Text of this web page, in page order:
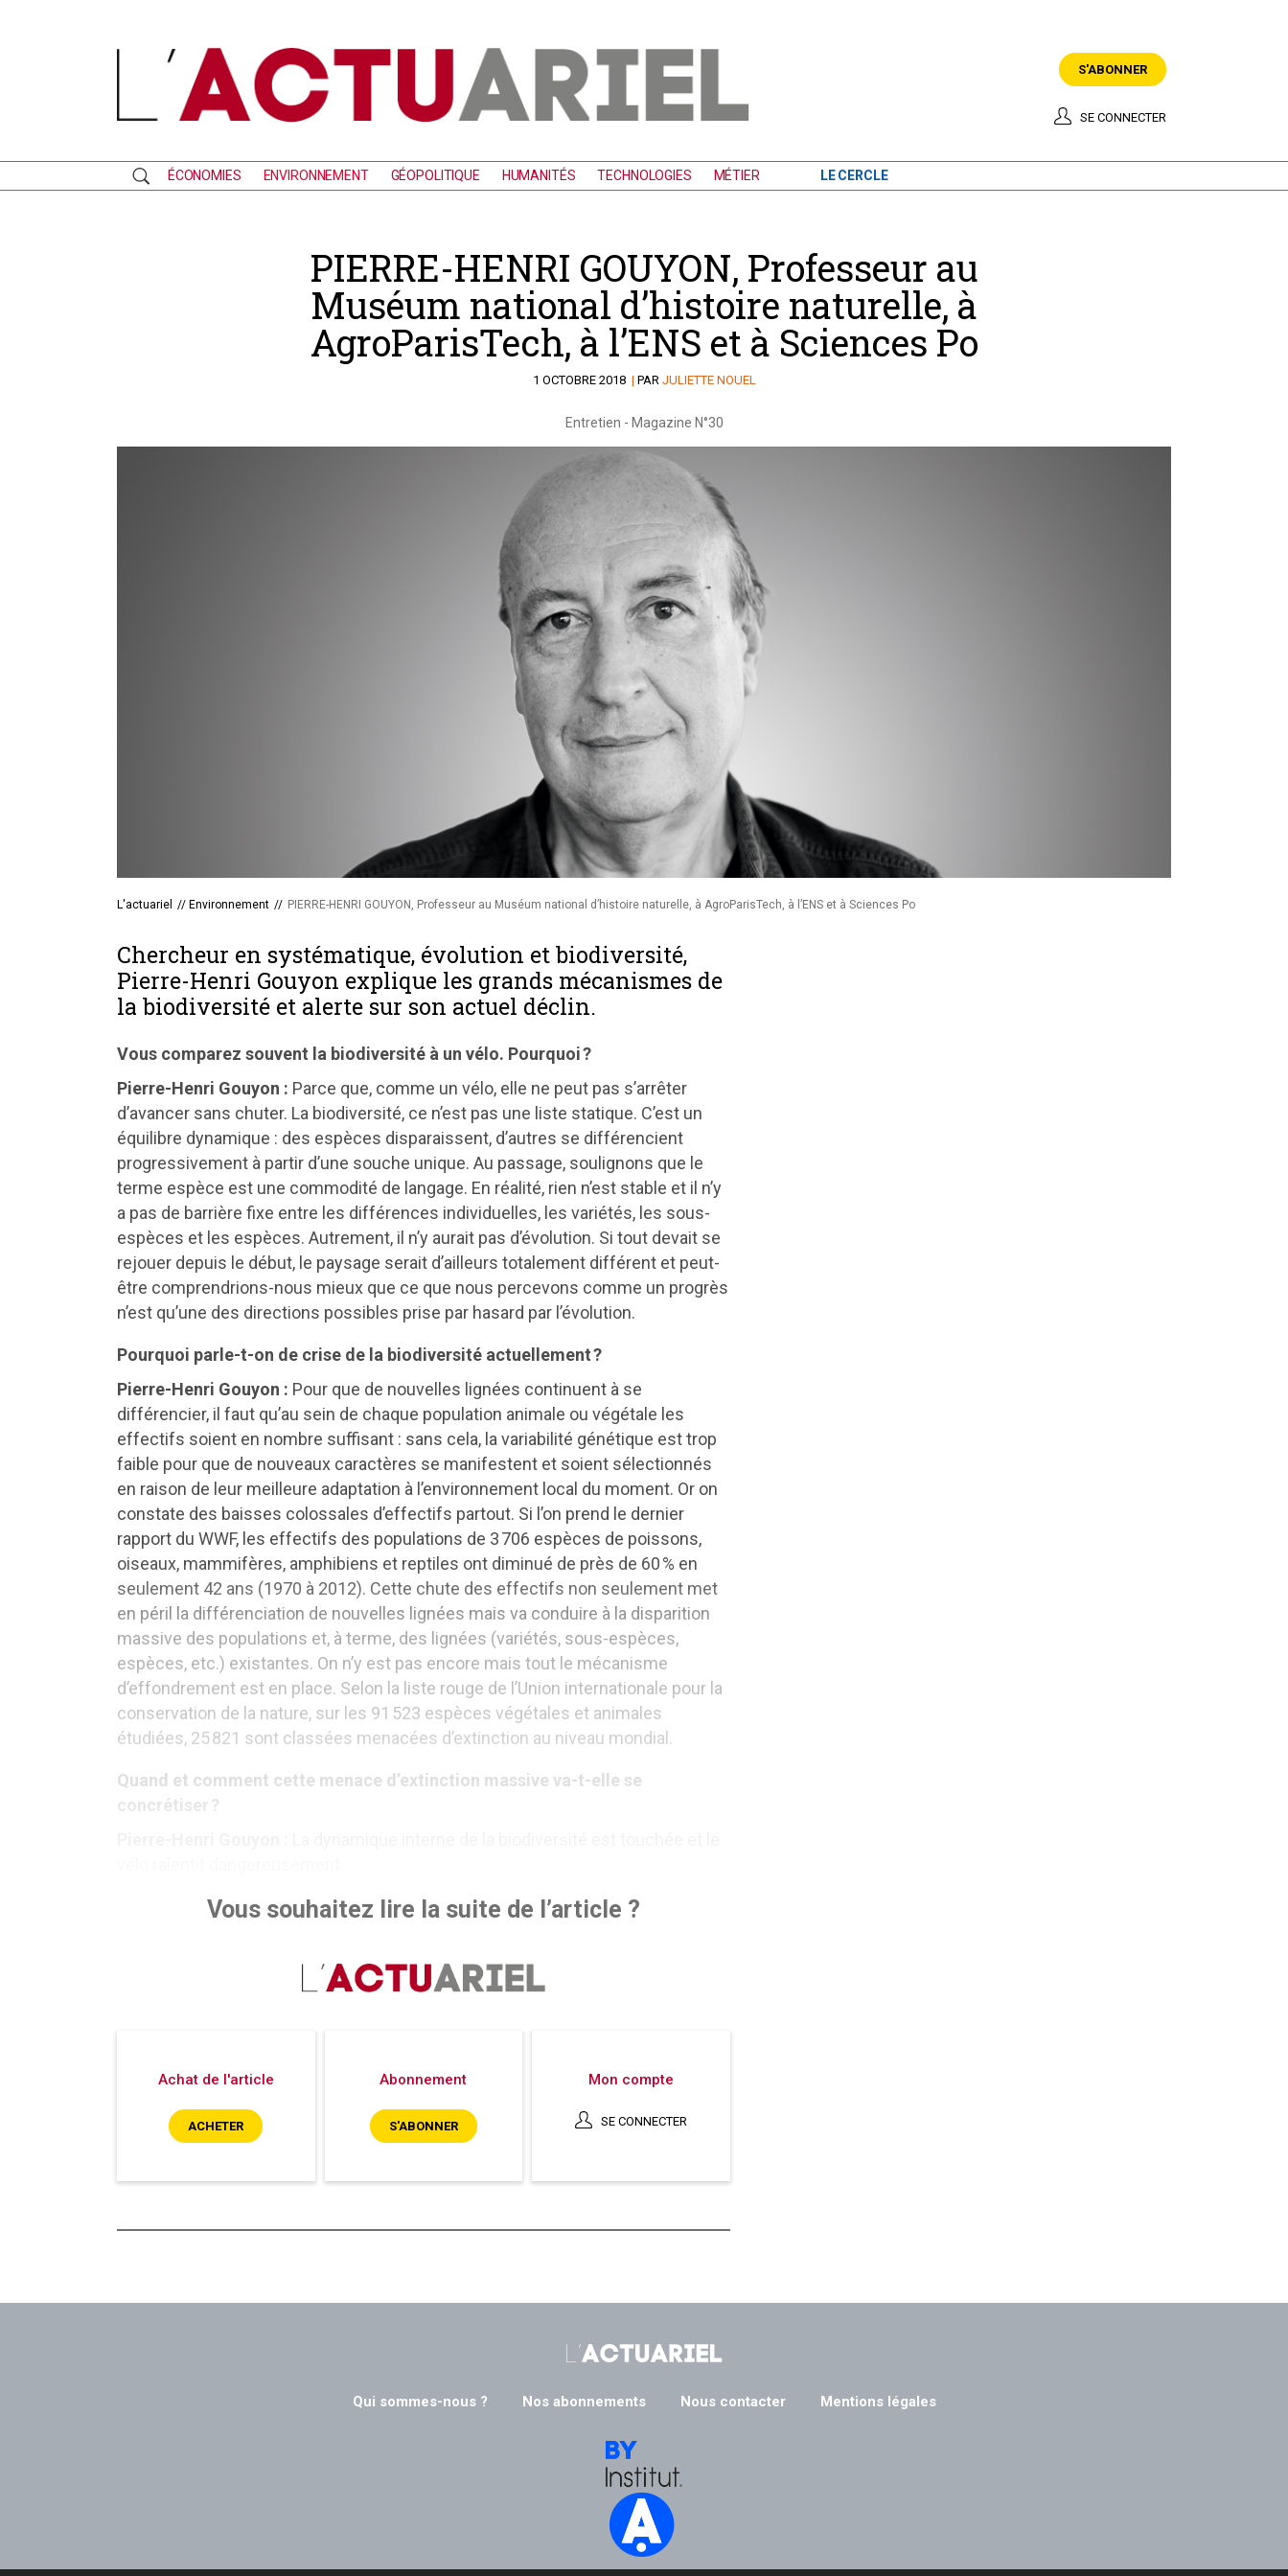
S'ABONNER
SE CONNECTER
RECHERCHEÉCONOMIES ENVIRONNEMENT GÉOPOLITIQUE HUMANITÉS TECHNOLOGIES MÉTIER LE CERCLE
PIERRE-HENRI GOUYON, Professeur au
Muséum national d’histoire naturelle, à
AgroParisTech, à l’ENS et à Sciences Po
1 OCTOBRE 2018 | PAR JULIETTE NOUEL
Entretien - Magazine N°30
L'actuariel // Environnement // PIERRE-HENRI GOUYON, Professeur au Muséum national d’histoire naturelle, à AgroParisTech, à l’ENS et à Sciences Po
Chercheur en systématique, évolution et biodiversité,
Pierre-Henri Gouyon explique les grands mécanismes de
la biodiversité et alerte sur son actuel déclin.
Vous comparez souvent la biodiversité à un vélo. Pourquoi ?
Pierre-Henri Gouyon : Parce que, comme un vélo, elle ne peut pas s’arrêter
d’avancer sans chuter. La biodiversité, ce n’est pas une liste statique. C’est un
équilibre dynamique : des espèces disparaissent, d’autres se différencient
progressivement à partir d’une souche unique. Au passage, soulignons que le
terme espèce est une commodité de langage. En réalité, rien n’est stable et il n’y
a pas de barrière fixe entre les différences individuelles, les variétés, les sous-
espèces et les espèces. Autrement, il n’y aurait pas d’évolution. Si tout devait se
rejouer depuis le début, le paysage serait d’ailleurs totalement différent et peut-
être comprendrions-nous mieux que ce que nous percevons comme un progrès
n’est qu’une des directions possibles prise par hasard par l’évolution.
Pourquoi parle-t-on de crise de la biodiversité actuellement ?
Pierre-Henri Gouyon : Pour que de nouvelles lignées continuent à se
différencier, il faut qu’au sein de chaque population animale ou végétale les
effectifs soient en nombre suffisant : sans cela, la variabilité génétique est trop
faible pour que de nouveaux caractères se manifestent et soient sélectionnés
en raison de leur meilleure adaptation à l’environnement local du moment. Or on
constate des baisses colossales d’effectifs partout. Si l’on prend le dernier
rapport du WWF, les effectifs des populations de 3 706 espèces de poissons,
oiseaux, mammifères, amphibiens et reptiles ont diminué de près de 60 % en
seulement 42 ans (1970 à 2012). Cette chute des effectifs non seulement met
en péril la différenciation de nouvelles lignées mais va conduire à la disparition
massive des populations et, à terme, des lignées (variétés, sous-espèces,
espèces, etc.) existantes. On n’y est pas encore mais tout le mécanisme
d’effondrement est en place. Selon la liste rouge de l’Union internationale pour la
conservation de la nature, sur les 91 523 espèces végétales et animales
étudiées, 25 821 sont classées menacées d’extinction au niveau mondial.
Quand et comment cette menace d’extinction massive va-t-elle se
concrétiser ?
Vous souhaitez lire la suite de l’article ?
Achat de l'article
ACHETER
Abonnement
S'ABONNER
Mon compte
SE CONNECTER
Qui sommes-nous ? Nos abonnements Nous contacter Mentions légales